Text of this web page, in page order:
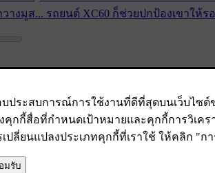
งมูส... รถยนต์ XC60 ก็ช่วยปกป้องเขาให้ร
บได้ ถูกรับเลือกให้เป็นหนึ่งในสิ่งประดิษฐ์ที่ดีที่